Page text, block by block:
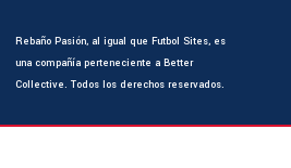
Rebaño Pasión, al igual que Futbol Sites, es
una compañía perteneciente a Better
Collective. Todos los derechos reservados.